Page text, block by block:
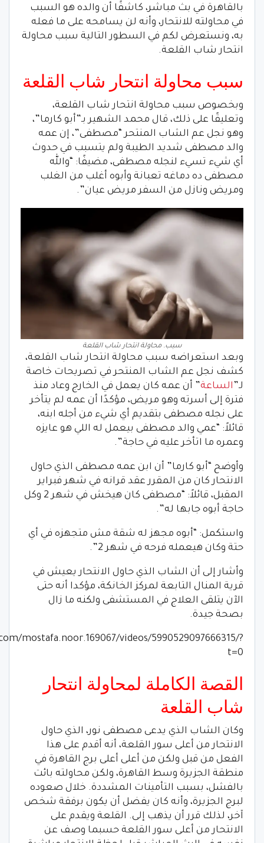
بالقاهرة في بث مباشر، كاشفًا أن والده هو السبب
في محاولته للانتحار، وأنه لن يسامحه على ما فعله
به، ونستعرض لكم في السطور التالية سبب محاولة
انتحار شاب القلعة.
سبب محاولة انتحار شاب القلعة
وبخصوص سبب محاولة انتحار شاب القلعة،
وتعليقًا على ذلك، قال محمد الشهير بـ”أبو كارما”،
وهو نجل عم الشاب المنتحر “مصطفى”، إن عمه
والد مصطفى شديد الطيبة ولم يتسبب في حدوث
أي شيء تسيء لنجله مصطفى، مضيفًا: “والله
مصطفى ده دماغه تعبانة وأبوه أغلب من الغلب
ومريض ونازل من السفر مريض عيان”.
سبب. محاولة انتحار شاب القلعة
وبعد استعراضه سبب محاولة انتحار شاب القلعة،
كشف نجل عم الشاب المنتحر في تصريحات خاصة
لـ” الساعة” أن عمه كان يعمل في الخارج وعاد منذ
فترة إلى أسرته وهو مريض، مؤكدًا أن عمه لم يتأخر
على نجله مصطفى بتقديم أي شيء من أجله ابنه،
قائلاً: “عمي والد مصطفى بيعمل له اللي هو عايزه
وعمره ما اتأخر عليه في حاجة”.
وأوضح “أبو كارما” أن ابن عمه مصطفى الذي حاول
الانتحار كان من المقرر عقد قرانه في شهر فبراير
المقبل، قائلاً: “مصطفى كان هيخش في شهر 2 وكل
حاجة أبوه جابها له”.
واستكمل: “أبوه مجهز له شقة مش متجهزه في أي
حتة وكان هيعمله فرحه في شهر 2”.
وأشار إلى أن الشاب الذي حاول الانتحار يعيش في
قرية المنال التابعة لمركز الخانكة، مؤكدا أنه حتى
الآن يتلقى العلاج في المستشفى ولكنه ما زال
بصحة جيدة.
mostafa.noor.169067/videos/5990529097666315/?
t=0
القصة الكاملة لمحاولة انتحار
شاب القلعة
وكان الشاب الذي يدعى مصطفى نور، الذي حاول
الانتحار من أعلى سور القلعة، أنه أقدم على هذا
الفعل من قبل ولكن من أعلى أعلى برج القاهرة في
منطقة الجزيرة وسط القاهرة، ولكن محاولته بائت
بالفشل، بسبب التأمينات المشددة. خلال صعوده
لبرج الجزيرة، وأنه كان يفضل أن يكون برفقة شخص
آخر، لذلك قرر أن يذهب إلى. القلعة ويقدم على
الانتحار من أعلى سور القلعة حسبما وصف عن